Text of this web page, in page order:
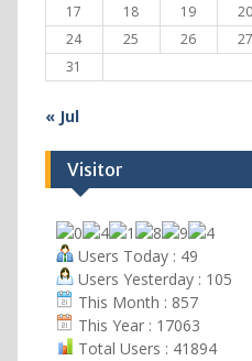
17
18 19 20
24
25 26 27
31
« Jul
Visitor
Users Today : 49
Users Yesterday : 105
This Month : 857
This Year : 17063
Total Users : 41894